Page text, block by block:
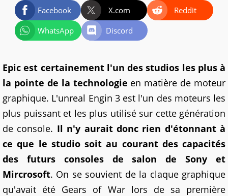
Facebook X.com
Reddit
WhatsApp
Discord
Epic est certainement l'un des studios les plus à
la pointe de la technologie en matière de moteur
graphique. L'unreal Engin 3 est l'un des moteurs les
plus puissant et les plus utilisé sur cette génération
de console. Il n'y aurait donc rien d'étonnant à
ce que le studio soit au courant des capacités
des futurs consoles de salon de Sony et
Mircrosoft. On se souvient de la claque graphique
qu'avait été Gears of War lors de sa première